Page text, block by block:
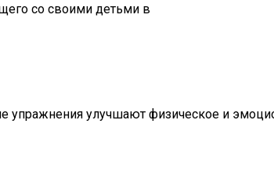
со своими детьми в
улучшают физическое и